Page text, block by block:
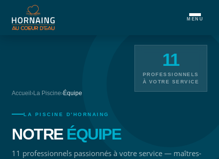
MENU
11
PROFESSIONNELS
À VOTRE SERVICE
Accueil ›La Piscine›Équipe
LA PISCINE D'HORNAING
NOTRE ÉQUIPE
11 professionnels passionnés à votre service — maîtres-